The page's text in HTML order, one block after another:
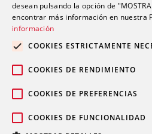
Investigación
Actualidad
Fondos públicos
Contacto
desean pulsando la opción de
encontrar más información en nuestra
información
COOKIES ESTRICTAMENTE
COOKIES DE RENDIMIENTO
COOKIES DE PREFERENCIAS
COOKIES DE FUNCIONALIDAD